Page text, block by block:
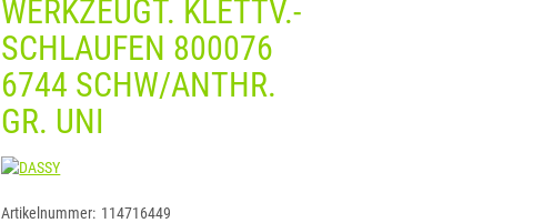
WERKZEUGT. KLETTV.-
SCHLAUFEN 800076
6744 SCHW/ANTHR.
GR. UNI
DASSY
Artikelnummer: 114716449